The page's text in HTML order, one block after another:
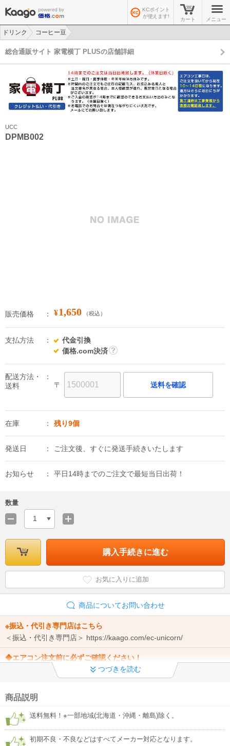
KCポイント
が使えます!
カート メニュー
ドリンク
コーヒー豆
総合通販サイト 家電横丁 PLUSの店舗詳細
UCC
DPMB002
販売価格 ¥1,650 （税込）
支払方法
代金引換
価格.com決済
配送方法・
送料
〒 送料を確認
在庫 残り9個
発送日 ご注文後、すぐに発送手続きいたします
お知らせ 平日14時までのご注文で最短当日出荷！
数量
1
購入手続きに進む
お気に入りに追加
商品についてお問い合わせ
※振込・代引き専門店はこちら
＜振込・代引き専門店＞ https://kaago.com/ec-unicorn/
◆エアコン注文前に必ずご確認ください！
ご注文からと取付工事までの流れ ・標準工事と追加工事 ・追加工事
料金 ・キャンセルについて
◆工事希望のお客様への重要なお知らせ◆
施工希望者様のご登録お電話番号が繋がらない状況が多発してお
り、アポイントのお電話ができない事象が多発しております。 今一
度、繋がる番号（携帯電話番号）及び番号確認をお願いします。
つづきを読む
商品説明
送料無料！※一部地域(北海道・沖縄・離島)除く。
初期不良・不良などはすべてメーカー対応となります。